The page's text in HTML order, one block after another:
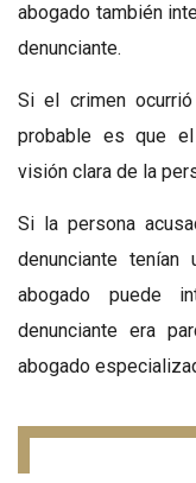
abogado también
denunciante.
Si el crimen
probable es que
visión clara de la
Si la persona
denunciante
abogado puede
denunciante era
abogado